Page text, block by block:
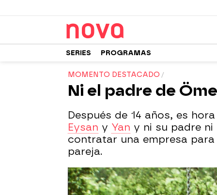
SERIES PROGRAMAS
MOMENTO DESTACADO
Ni el padre de
Después de 14 años, es
Eysan y Yan y ni su padre
contratar una empresa
pareja.